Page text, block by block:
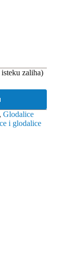
zaliha)
, Glodalice
i glodalice